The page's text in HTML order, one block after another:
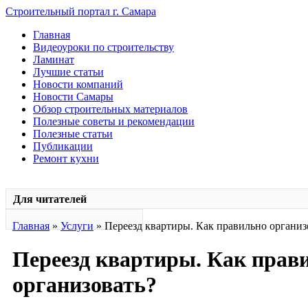
Строительный портал г. Самара
Главная
Видеоуроки по строительству
Ламинат
Лучшие статьи
Новости компаний
Новости Самары
Обзор строительных материалов
Полезные советы и рекомендации
Полезные статьи
Публикации
Ремонт кухни
Для читателей
Главная » Услуги » Переезд квартиры. Как правильно
Переезд квартиры. Как
организовать?